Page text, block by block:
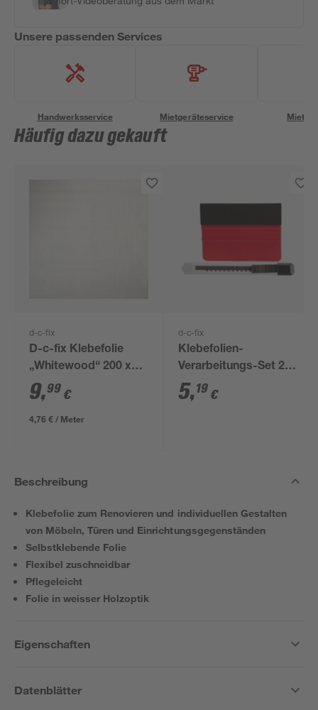
Unsere passenden Services
Handwerksservice Mietgeräteservice
Häufig dazu gekauft
d-c-fix
D-c-fix Klebefolie
„Whitewood“ 200 x
67,5 cm
9,99 €
4,76 € / Meter
d-c-fix
Klebefolien-
Verarbeitungs-Set 2-
teilig
5,19 €
Beschreibung
Klebefolie zum Renovieren und individuellen Gestalten
von Möbeln, Türen und Einrichtungsgegenständen
Selbstklebende Folie
Flexibel zuschneidbar
Pflegeleicht
Folie in weisser Holzoptik
Eigenschaften
Datenblätter